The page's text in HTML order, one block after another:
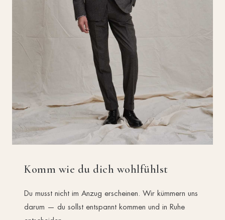
Komm wie du dich wohlfühlst
Du musst nicht im Anzug erscheinen. Wir kümmern uns
darum — du sollst entspannt kommen und in Ruhe